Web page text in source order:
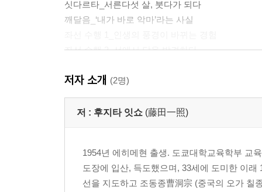
싯다르타_서른다섯 살, 붓다가 되다
깨달음_‘내가 바로 악마’라는 사실
좌선 수행 2_선에서 답을 발견하다
2장 배우는 것은 바뀌는 것이다
선禪 1_상식을 뒤집다
선禪 2_붓다를 만나면 붓다를 죽여라
좌선_순수한 놀이 같은 수행
저자 소개 (2명)
저 : 후지타 잇쇼 (藤田一照)
1954년 에히메현 출생. 도쿄대학교육학부 교
도장에 입산, 득도했으며, 33세에 도미한 이
선을 지도하고 조동종曹洞宗 (중국의 오가 칠